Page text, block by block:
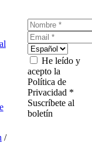
/
He leído y
acepto la
Política de
Privacidad *
Suscríbete al
boletín